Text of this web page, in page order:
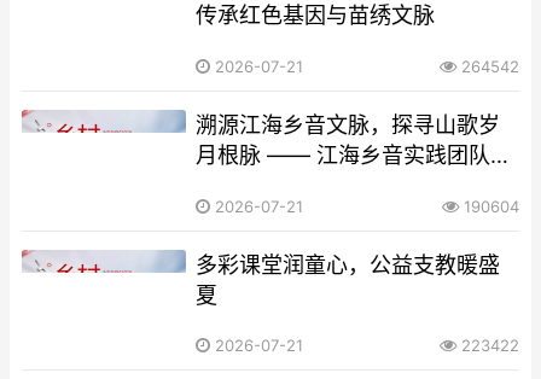
传承红色基因与苗绣文脉
2026-07-21 264542
溯源江海乡音文脉，探寻山歌岁
月根脉 —— 江海乡音实践团队海
2026-07-21 190604
多彩课堂润童心，公益支教暖盛
夏
2026-07-21 223422